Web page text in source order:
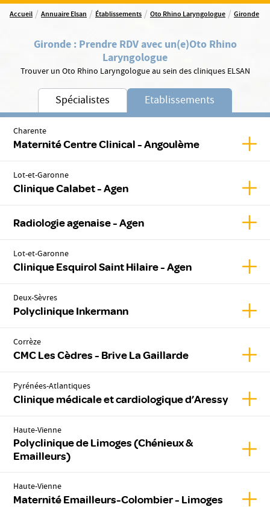
Accueil / Annuaire Elsan / Établissements / Oto Rhino Laryngologue / Gironde
Gironde: Prendre RDV avec un(e)Oto Rhino
Laryngologue
Trouver un Oto Rhino Laryngologue au sein des cliniques ELSAN
Spécialistes Etablissements
Charente
Maternité Centre Clinical - Angoulème
Lot-et-Garonne
Clinique Calabet - Agen
Radiologie agenaise - Agen
Lot-et-Garonne
Clinique Esquirol Saint Hilaire - Agen
Deux-Sèvres
Polyclinique Inkermann
Corrèze
CMC Les Cèdres - Brive La Gaillarde
Pyrénées-Atlantiques
Clinique médicale et cardiologique d’Aressy
Haute-Vienne
Polyclinique de Limoges (Chénieux &
Emailleurs)
Haute-Vienne
Maternité Emailleurs-Colombier - Limoges